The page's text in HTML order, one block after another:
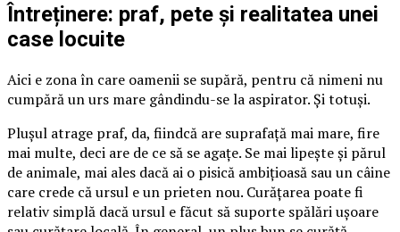
Întreținere: praf, pete și realitatea unei
case locuite
Aici e zona în care oamenii se supără, pentru că nimeni nu
cumpără un urs mare gândindu-se la aspirator. Și totuși.
Plușul atrage praf, da, fiindcă are suprafață mai mare, fire
mai multe, deci are de ce să se agațe. Se mai lipește și părul
de animale, mai ales dacă ai o pisică ambițioasă sau un câine
care crede că ursul e un prieten nou. Curățarea poate fi
relativ simplă dacă ursul e făcut să suporte spălări ușoare